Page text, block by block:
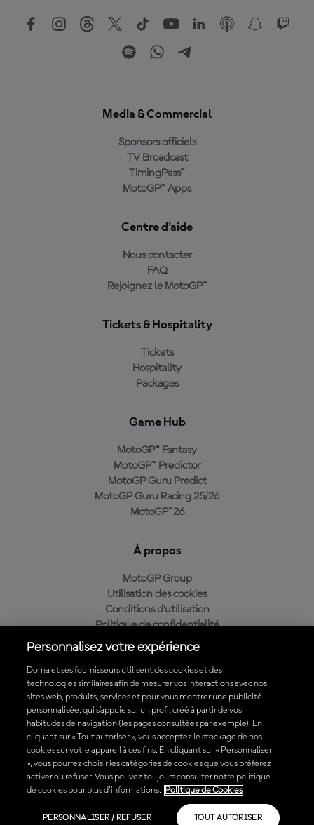
Media & Commercial
Sponsors officiels
TV Broadcast
TimingPass™
MotoGP™ Apps
Centre d'aide
Nous contacter
FAQ
Rejoignez le MotoGP™
Tickets & Hospitality
Tickets
Hospitality
Packages
Game Hub
MotoGP™ Fantasy
MotoGP™ Predictor
MotoGP Guru Predict
MotoGP Guru Racing 25/26
MotoGP™26
À propos
MotoGP Group
Utilisation des cookies
Conditions d'utilisation
Politique de confidentialité
Politique d’achat
Télécharger l'appli officielle du MotoGP™
© 2026 MotoGP Sports Entertainment Group. Tous droits réservés.
Toutes les marques déposées sont la propriété de leurs détenteurs
respectifs.
Personnalisez votre expérience
Dorna et ses fournisseurs utilisent des cookies et des
technologies similaires afin de mesurer vos interactions avec nos
sites web, produits, services et pour vous montrer une publicité
personnalisée, qui s’appuie sur un profil créé à partir de vos
habitudes de navigation (les pages consultées par exemple). En
cliquant sur « Tout autoriser », vous acceptez le stockage de nos
cookies sur votre appareil à ces fins. En cliquant sur « Personnaliser
», vous pourrez choisir les catégories de cookies que vous préférez
activer ou refuser. Vous pouvez toujours consulter notre politique
de cookies pour plus d'informations.
Politique de Cookies
PERSONNALISER / REFUSER TOUT AUTORISER